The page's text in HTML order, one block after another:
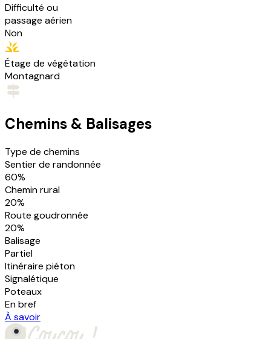
Difficulté ou
passage aérien
Non
Étage de végétation
Montagnard
Chemins & Balisages
Type de chemins
Sentier de randonnée
60%
Chemin rural
20%
Route goudronnée
20%
Balisage
Partiel
Itinéraire piéton
Signalétique
Poteaux
En bref
À savoir